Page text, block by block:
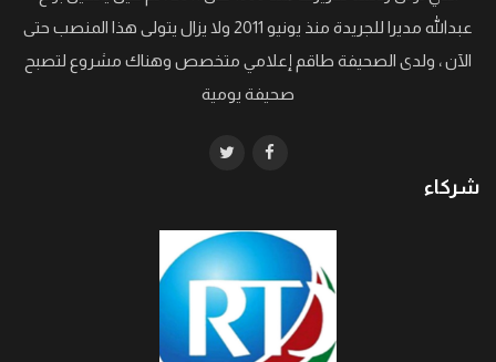
عبدالله مديرا للجريدة منذ يونيو 2011 ولا يزال يتولى هذا المنصب حتى
الآن ، ولدى الصحيفة طاقم إعلامي متخصص وهناك مشروع لتصبح
صحيفة يومية
شركاء